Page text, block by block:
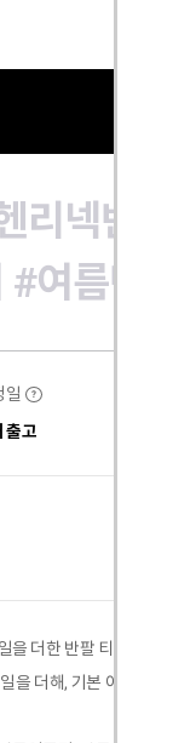
리넥반팔
#여름반팔
일 ?
출고
을 더한 반팔 티셔츠입니다.
을 더해, 기본 아이템이지